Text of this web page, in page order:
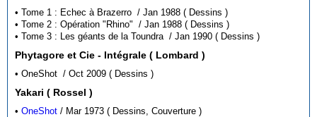
• Tome 1 : Echec à Brazerro / Jan 1988 ( Dessins )
• Tome 2 : Opération "Rhino" / Jan 1988 ( Dessins )
• Tome 3 : Les géants de la Toundra / Jan 1990 ( Dessins )
Phytagore et Cie - Intégrale ( Lombard )
• OneShot / Oct 2009 ( Dessins )
Yakari ( Rossel )
•OneShot / Mar 1973 ( Dessins, Couverture )